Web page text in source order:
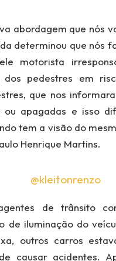
abordagem que nós
determinou que nós
motorista
pedestres em
que nos
ou apagadas e isso
tem a visão do
Henrique Martins.
@kleitonrenzo
de trânsito
de iluminação do
outros carros
causar acidentes.